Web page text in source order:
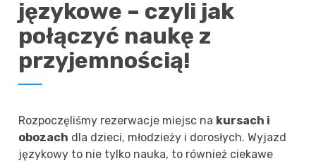
językowe – czyli jak
połączyć naukę z
przyjemnością!
Rozpoczęliśmy rezerwacje miejsc na kursach i
obozach dla dzieci, młodzieży i dorosłych. Wyjazd
językowy to nie tylko nauka, to również ciekawe